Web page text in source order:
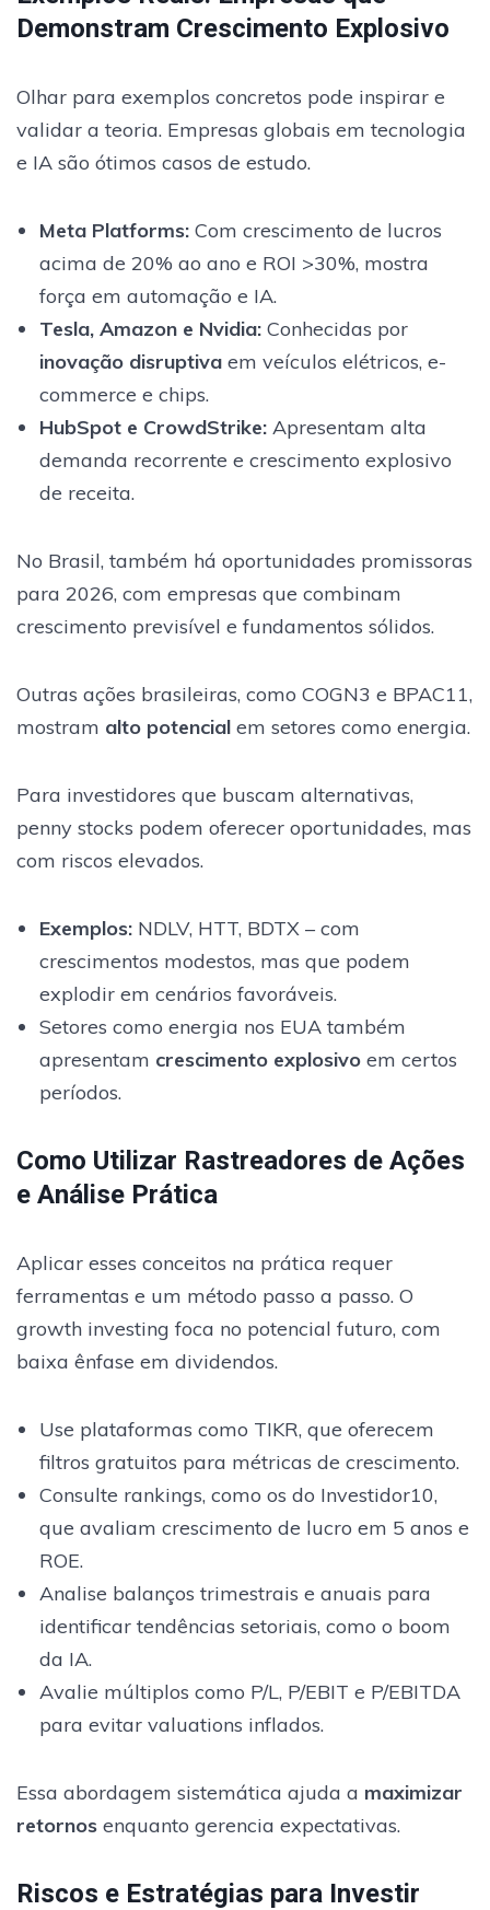
Demonstram Crescimento Explosivo
Olhar para exemplos concretos pode inspirar e
validar a teoria. Empresas globais em tecnologia
e IA são ótimos casos de estudo.
Meta Platforms:Com crescimento de lucros
acima de 20% ao ano e ROI >30%, mostra
força em automação e IA.
Tesla, Amazon e Nvidia:Conhecidas por
inovação disruptivaem veículos elétricos, e-
commerce e chips.
HubSpot e CrowdStrike:Apresentam alta
demanda recorrente e crescimento explosivo
de receita.
No Brasil, também há oportunidades promissoras
para 2026, com empresas que combinam
crescimento previsível e fundamentos sólidos.
Outras ações brasileiras, como COGN3 e BPAC11,
mostram alto potencial em setores como energia.
Para investidores que buscam alternativas,
penny stocks podem oferecer oportunidades, mas
com riscos elevados.
Exemplos:NDLV, HTT, BDTX – com
crescimentos modestos, mas que podem
explodir em cenários favoráveis.
Setores como energia nos EUA também
apresentam crescimento explosivoem certos
períodos.
Como Utilizar Rastreadores de Ações
e Análise Prática
Aplicar esses conceitos na prática requer
ferramentas e um método passo a passo. O
growth investing foca no potencial futuro, com
baixa ênfase em dividendos.
Use plataformas como TIKR, que oferecem
filtros gratuitos para métricas de crescimento.
Consulte rankings, como os do Investidor10,
que avaliam crescimento de lucro em 5 anos e
ROE.
Analise balanços trimestrais e anuais para
identificar tendências setoriais, como o boom
da IA.
Avalie múltiplos como P/L, P/EBIT e P/EBITDA
para evitar valuations inflados.
Essa abordagem sistemática ajuda a maximizar
retornos enquanto gerencia expectativas.
Riscos e Estratégias para Investir